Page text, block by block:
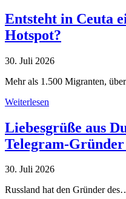
Entsteht in Ceuta
Hotspot?
30. Juli 2026
Mehr als 1.500 Migranten,
Weiterlesen
Liebesgrüße aus
Telegram-
30. Juli 2026
Russland hat den Gründer